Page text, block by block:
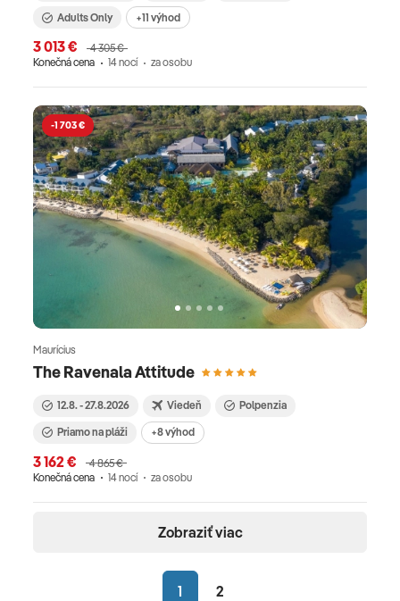
Adults Only +11 výhod
3 013 €
4 305 €
Konečná cena
14 nocí za osobu
-1 703 €
The Ravenala Attitude
Maurícius
12.8. - 27.8.2026 Viedeň
Polpenzia
Priamo na pláži
+8 výhod
3 162 €
4 865 €
Konečná cena
14 nocí za osobu
1 2
Zobraziť viac